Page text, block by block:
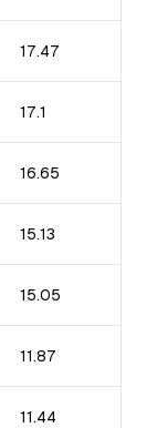
17.47
17.1
16.65
15.13
15.05
11.87
11.44